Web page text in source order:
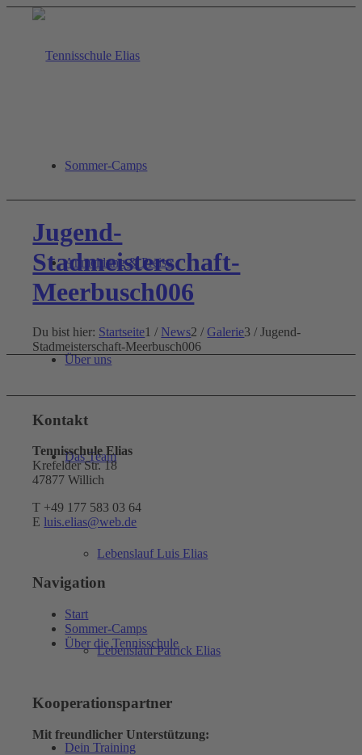
Sommer-Camps
Anmeldung & Preise
Über uns
Das Team
Lebenslauf Luis Elias
Lebenslauf Patrick Elias
Dein Training
Jugend-
Stadmeisterschaft-
Meerbusch006
Du bist hier: Startseite1 / News2 / Galerie3 / Jugend-
Stadmeisterschaft-Meerbusch006
Kontakt
Tennisschule Elias
Krefelder Str. 18
47877 Willich
T +49 177 583 03 64
E luis.elias@web.de
Navigation
Start
Sommer-Camps
Über die Tennisschule
Kooperationspartner
Mit freundlicher Unterstützung: